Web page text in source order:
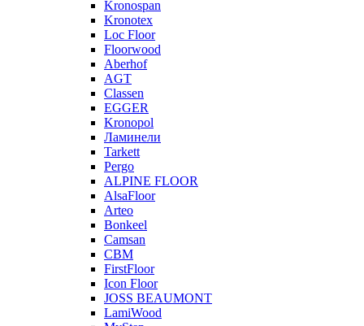
Kronospan
Kronotex
Loc Floor
Floorwood
Aberhof
AGT
Classen
EGGER
Kronopol
Ламинели
Tarkett
Pergo
ALPINE FLOOR
AlsaFloor
Arteo
Bonkeel
Camsan
CBM
FirstFloor
Icon Floor
JOSS BEAUMONT
LamiWood